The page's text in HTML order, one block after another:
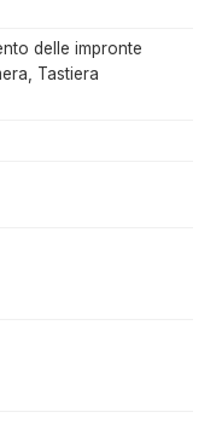
delle impronte
Tastiera